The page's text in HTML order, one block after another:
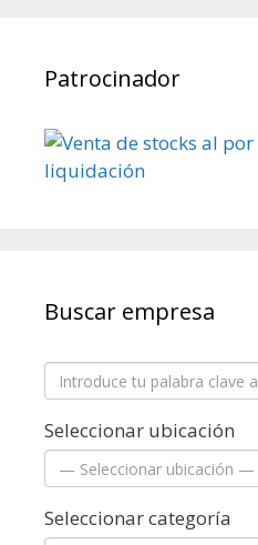
Patrocinador
Buscar empresa
Seleccionar ubicación
Seleccionar categoría